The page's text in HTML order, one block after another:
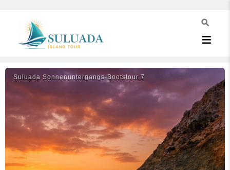
Suluada Sonnenuntergangs-Bootstour 7